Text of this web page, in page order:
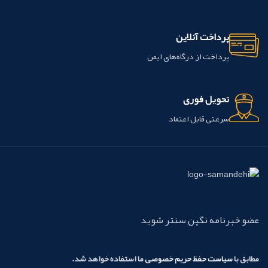
پرداخت آنلاین
پرداخت از درگاه‌های ایمن
تحویل فوری
سرعتی قابل اعتماد
عضو خبرنامه نگین سنتر شوید
مطابق باسیاست حفظ حریم خصوصیما استفاده خواهد شد.